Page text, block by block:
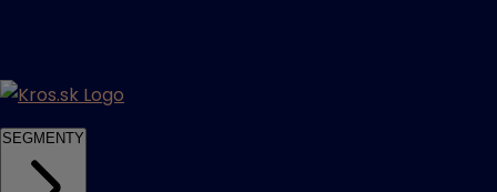
SEGMENTY